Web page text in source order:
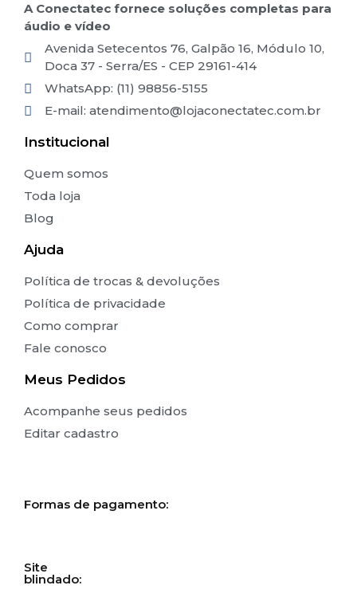
A Conectatec fornece soluções completas para
áudio e vídeo
Avenida Setecentos 76, Galpão 16, Módulo 10,
Doca 37 - Serra/ES - CEP 29161-414
WhatsApp: (11) 98856-5155
E-mail:atendimento@lojaconectatec.com.br
Institucional
Quem somos
Toda loja
Blog
Ajuda
Política de trocas & devoluções
Política de privacidade
Como comprar
Fale conosco
Meus Pedidos
Acompanhe seus pedidos
Editar cadastro
Formas de pagamento:
Site
blindado: